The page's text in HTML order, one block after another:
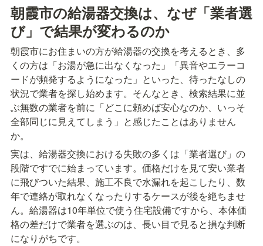
朝霞市の給湯器交換は、なぜ「業者選
び」で結果が変わるのか
朝霞市にお住まいの方が給湯器の交換を考えるとき、多
くの方は「お湯が急に出なくなった」「異音やエラーコ
ードが頻発するようになった」といった、待ったなしの
状況で業者を探し始めます。そんなとき、検索結果に並
ぶ無数の業者を前に「どこに頼めば安心なのか、いっそ
全部同じに見えてしまう」と感じたことはありません
か。
実は、給湯器交換における失敗の多くは「業者選び」の
段階ですでに始まっています。価格だけを見て安い業者
に飛びついた結果、施工不良で水漏れを起こしたり、数
年で連絡が取れなくなったりするケースが後を絶ちませ
ん。給湯器は10年単位で使う住宅設備ですから、本体価
格の差だけで業者を選ぶのは、長い目で見ると損な判断
になりがちです。